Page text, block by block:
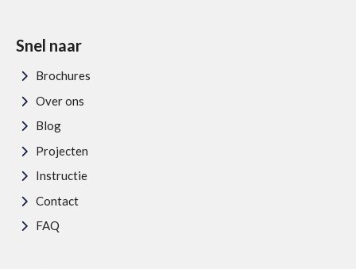
Snel naar
Brochures
Over ons
Blog
Projecten
Instructie
Contact
FAQ